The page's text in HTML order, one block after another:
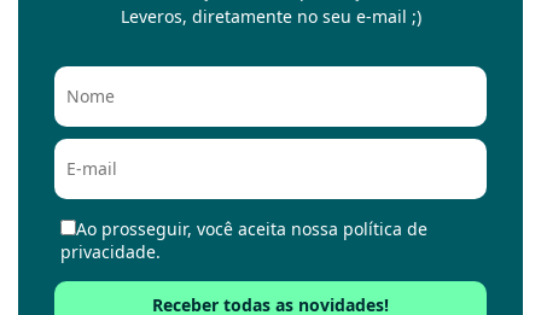
Leveros, diretamente no seu e-mail ;)
Ao prosseguir, você aceita nossa política de
privacidade.